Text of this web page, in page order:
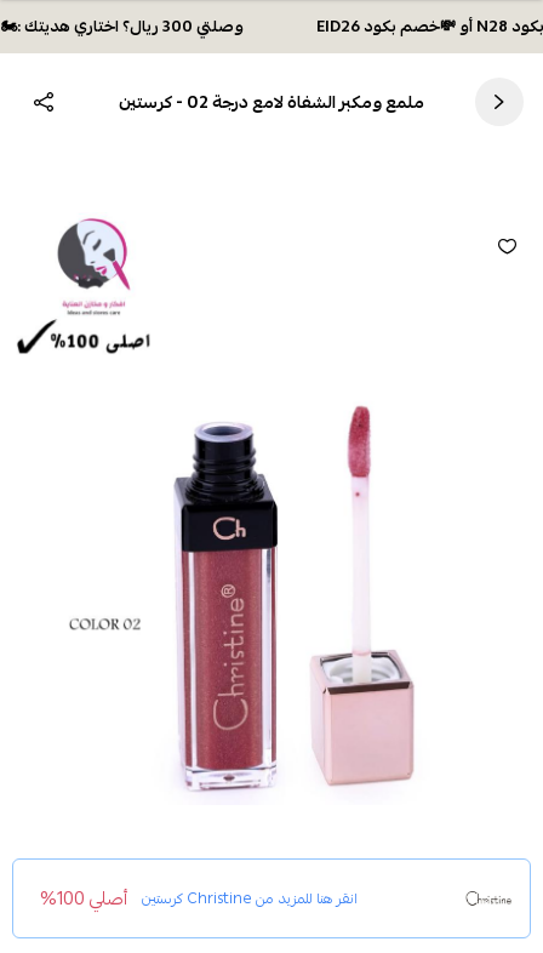
وصلتي 300 ريال؟ اختاري هديتك :🏍 شحن مجاني بكود N28 أو 💸خصم بكود EID26
ملمع ومكبر الشفاة لامع درجة 02 - كرستين
انقر هنا للمزيد منChristine كرستين أصلي 100%